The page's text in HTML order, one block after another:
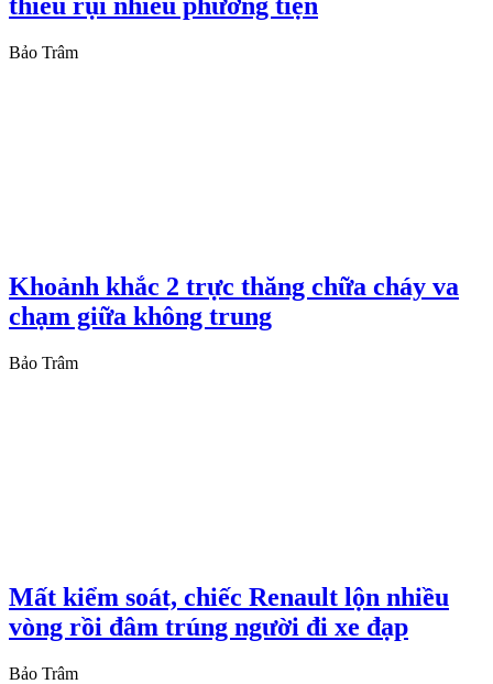
Bảo Trâm
Khoảnh khắc 2 trực thăng chữa cháy va
chạm giữa không trung
Bảo Trâm
Mất kiểm soát, chiếc Renault lộn nhiều
vòng rồi đâm trúng người đi xe đạp
Bảo Trâm